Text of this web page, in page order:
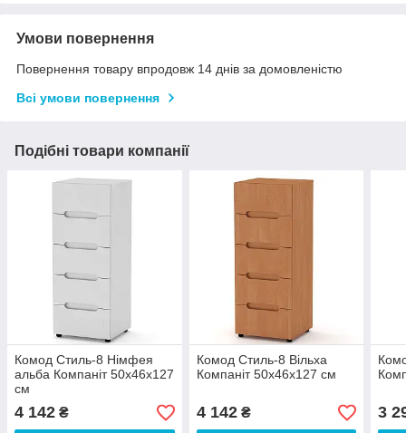
Умови повернення
Повернення товару впродовж 14 днів за домовленістю
Всі умови повернення
Подібні товари компанії
Комод Стиль-8 Німфея
альба Компаніт 50х46х127
см
4 142 ₴
Комод Стиль-8 Вільха
Компаніт 50х46х127 см
4 142₴ 3